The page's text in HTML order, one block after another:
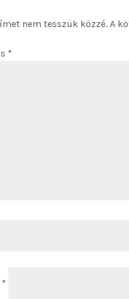
nem tesszük közzé. A
*
*